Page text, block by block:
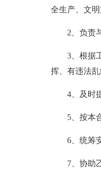
全生产、文
2、负责
3、根据
挥、有违法乱
4、及时
5、按本
6、统筹
7、协助